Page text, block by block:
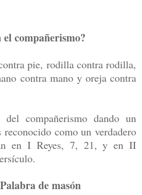
compañerismo?
pie, rodilla contra rodilla,
contra mano y oreja contra
compañerismo dando un
como un verdadero
en I Reyes, 7, 21, y en II
de masón